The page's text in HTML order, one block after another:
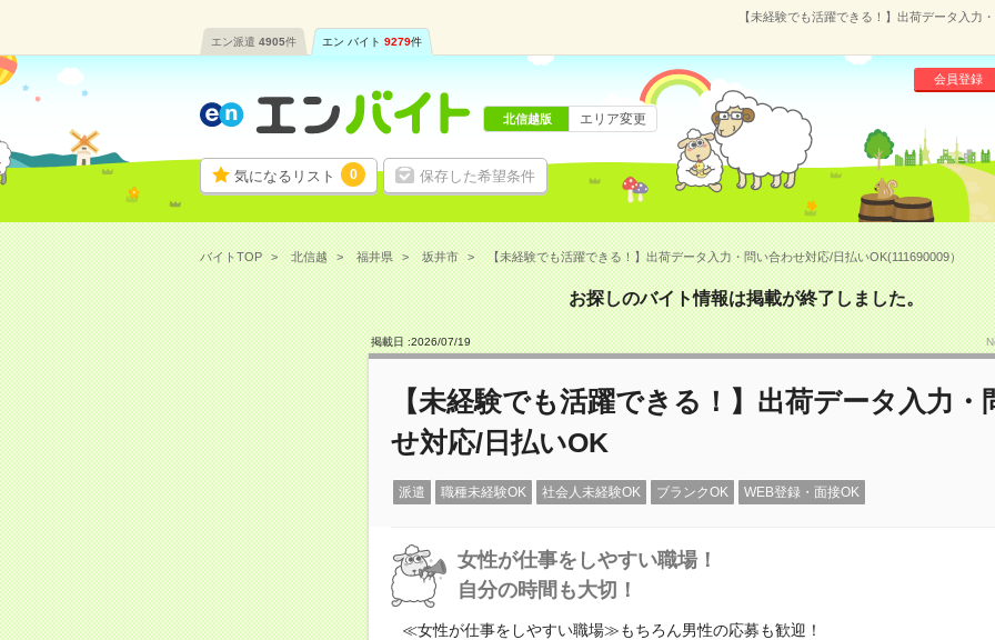
【未経験でも活躍できる！】出荷データ入力
エン派遣 4905件 エン バイト 9279件
気になるリスト 0 保存した希望条件
会員登録
北信越版 エリア変更
バイトTOP 北信越 福井県 坂井市 【未経験でも活躍できる！】出荷データ入力・問い合わせ対応/日払いOK(111690009）
お探しのバイト情報は掲載が終了しました。
掲載日 :2026/07/19
【未経験でも活躍できる！】出荷データ入力・
せ対応/日払いOK
派遣 職種未経験OK 社会人未経験OK ブランクOK WEB登録・面接OK
女性が仕事をしやすい職場！
自分の時間も大切！
≪女性が仕事をしやすい職場≫もちろん男性の応募も歓迎！